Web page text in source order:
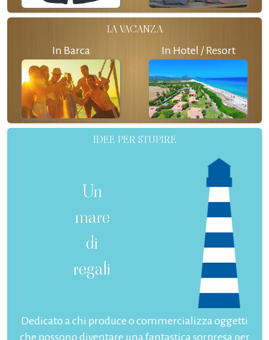
LA VACANZA
In Barca In Hotel / Resort
IDEE PER STUPIRE
Un
mare
di
regali
Dedicato a chi produce o commercializza oggetti
che possono diventare una fantastica sorpresa per